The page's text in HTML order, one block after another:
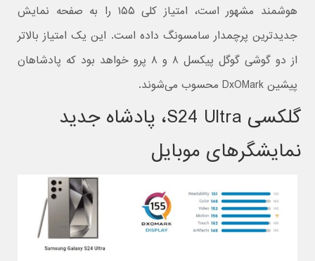
هوشمند مشهور است، امتیاز کلی ۱۵۵ را به صفحه نمایش
جدیدترین پرچمدار سامسونگ داده است. این یک امتیاز بالاتر
از دو گوشی گوگل پیکسل ۸ و ۸ پرو خواهد بود که پادشاهان
پیشین DxOMark محسوب می‌شوند.
گلکسی S24 Ultra، پادشاه جدید
نمایشگرهای موبایل